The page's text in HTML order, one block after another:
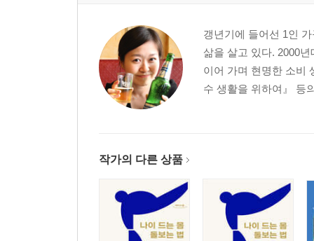
갱년기에 들어선 1인
삶을 살고 있다. 2000
이어 가며 현명한 소비
수 생활을 위하여』 등
작가의 다른 상품